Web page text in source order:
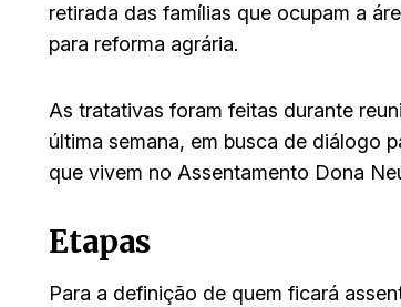
retirada das famílias que ocupam a
para reforma agrária.
As tratativas foram feitas durante
última semana, em busca de diálogo
que vivem no Assentamento Dona
Etapas
Para a definição de quem ficará